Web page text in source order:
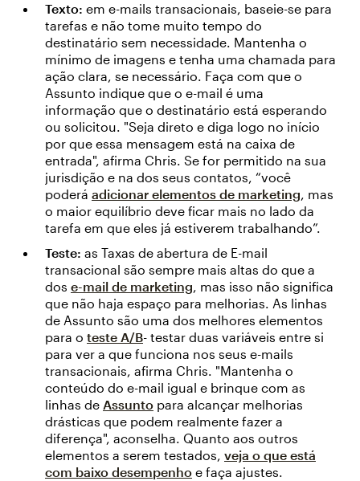
Texto: em e-mails transacionais, baseie-se para
tarefas e não tome muito tempo do
destinatário sem necessidade. Mantenha o
mínimo de imagens e tenha uma chamada para
ação clara, se necessário. Faça com que o
Assunto indique que o e-mail é uma
informação que o destinatário está esperando
ou solicitou. "Seja direto e diga logo no início
por que essa mensagem está na caixa de
entrada", afirma Chris. Se for permitido na sua
jurisdição e na dos seus contatos, “você
poderá adicionar elementos de marketing, mas
o maior equilíbrio deve ficar mais no lado da
tarefa em que eles já estiverem trabalhando”.
Teste: as Taxas de abertura de E-mail
transacional são sempre mais altas do que a
dos e-mail de marketing, mas isso não significa
que não haja espaço para melhorias. As linhas
de Assunto são uma dos melhores elementos
para o teste A/B- testar duas variáveis entre si
para ver a que funciona nos seus e-mails
transacionais, afirma Chris. "Mantenha o
conteúdo do e-mail igual e brinque com as
linhas de Assunto para alcançar melhorias
drásticas que podem realmente fazer a
diferença", aconselha. Quanto aos outros
elementos a serem testados, veja o que está
com baixo desempenho e faça ajustes.